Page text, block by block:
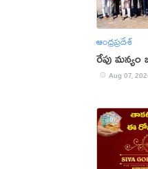
ఆంధ్రప్రదేశ్
రేపు మన్యం
Aug 07,